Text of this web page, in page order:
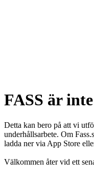
FASS är
Detta kan bero på att vi
underhållsarbete. Om
ladda ner via App Store
Välkommen åter vid ett